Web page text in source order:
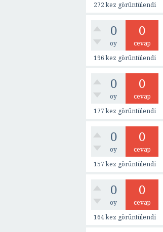
272kez görüntülendi
0
oy
0
cevap
196kez görüntülendi
0
oy
0
cevap
177kez görüntülendi
0
oy
0
cevap
157kez görüntülendi
0
oy
0
cevap
164kez görüntülendi